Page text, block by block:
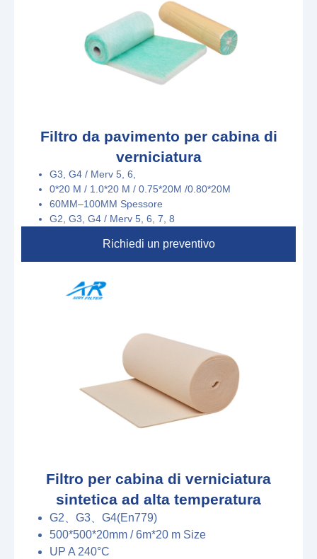
Filtro da pavimento per cabina di
verniciatura
G3, G4 / Merv 5, 6,
0*20 M / 1.0*20 M / 0.75*20M /0.80*20M
60MM–100MM Spessore
G2, G3, G4 / Merv 5, 6, 7, 8
Richiedi un preventivo
Filtro per cabina di verniciatura
sintetica ad alta temperatura
G2、G3、G4(En779)
500*500*20mm / 6m*20 m Size
UP A 240°C